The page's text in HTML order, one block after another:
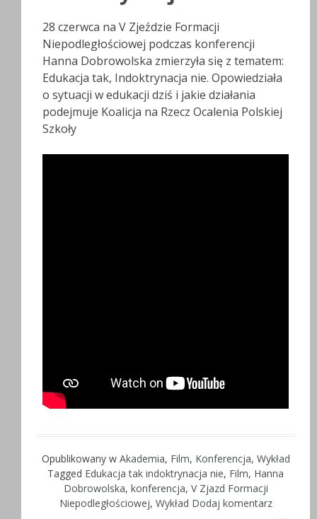
28 czerwca na V Zjeździe Formacji
Niepodległościowej podczas konferencji
Hanna Dobrowolska zmierzyła się z tematem:
Edukacja tak, Indoktrynacja nie. Opowiedziała
o sytuacji w edukacji dziś i jakie działania
podejmuje Koalicja na Rzecz Ocalenia Polskiej
Szkoły
Opublikowany w Akademia, Film, Konferencja, Wykład
Tagged Edukacja tak indoktrynacja nie, Film, Hanna
Dobrowolska, konferencja, V Zjazd Formacji
Niepodległościowej, Wykład Dodaj komentarz